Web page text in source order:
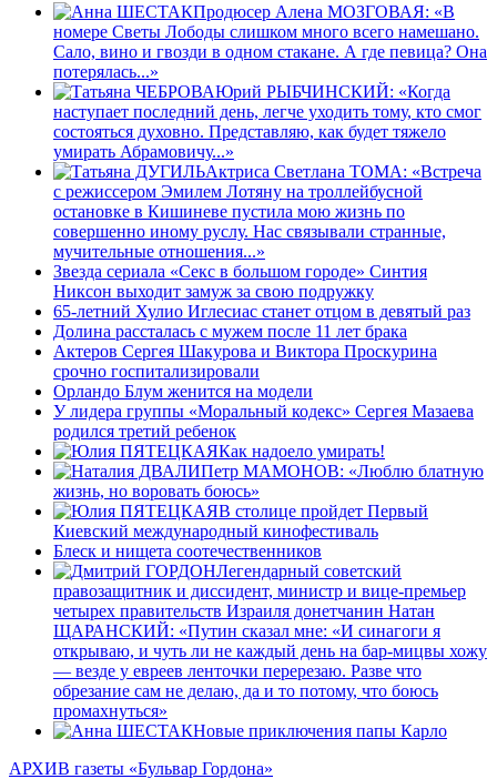
Продюсер Алена МОЗГОВАЯ: «В
номере Светы Лободы слишком много всего намешано.
Сало, вино и гвозди в одном стакане. А где певица? Она
потерялась...»
Юрий РЫБЧИНСКИЙ: «Когда
наступает последний день, легче уходить тому, кто смог
состояться духовно. Представляю, как будет тяжело
умирать Абрамовичу...»
Актриса Светлана ТОМА: «Встреча
с режиссером Эмилем Лотяну на троллейбусной
остановке в Кишиневе пустила мою жизнь по
совершенно иному руслу. Нас связывали странные,
мучительные отношения...»
Звезда сериала «Секс в большом городе» Синтия
Никсон выходит замуж за свою подружку
65-летний Хулио Иглесиас станет отцом в девятый раз
Долина рассталась с мужем после 11 лет брака
Актеров Сергея Шакурова и Виктора Проскурина
срочно госпитализировали
Орландо Блум женится на модели
У лидера группы «Моральный кодекс» Сергея Мазаева
родился третий ребенок
Как надоело умирать!
Петр МАМОНОВ: «Люблю блатную
жизнь, но воровать боюсь»
В столице пройдет Первый
Киевский международный кинофестиваль
Блеск и нищета соотечественников
Легендарный советский
правозащитник и диссидент, министр и вице-премьер
четырех правительств Израиля донетчанин Натан
ЩАРАНСКИЙ: «Путин сказал мне: «И синагоги я
открываю, и чуть ли не каждый день на бар-мицвы хожу
— везде у евреев ленточки перерезаю. Разве что
обрезание сам не делаю, да и то потому, что боюсь
промахнуться»
Новые приключения папы Карло
АРХИВ газеты «Бульвар Гордона»